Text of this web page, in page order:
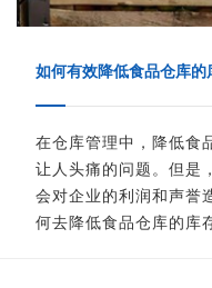
如何有效降低食品仓库的
在仓库管理中，降低食
让人头痛的问题。但是
会对企业的利润和声誉
何去降低食品仓库的库